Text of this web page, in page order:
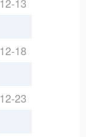
12-13
12-18
12-23